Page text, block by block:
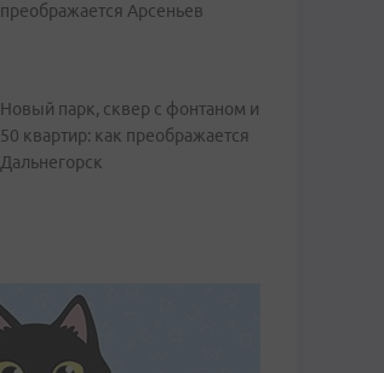
преображается Арсеньев
Новый парк, сквер с фонтаном и
50 квартир: как преображается
Дальнегорск